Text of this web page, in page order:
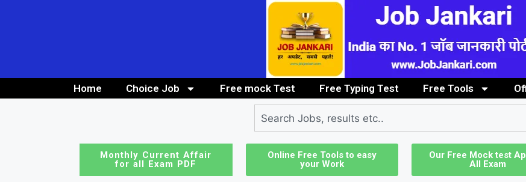
Home Choice Job
Clerk / Steno Job
Free mock Test Free Typing Test Free Tools
Monthly Current Affair
for all Exam PDF
Online Free Tools to easy
your Work
Our Free Mock test
All Exam